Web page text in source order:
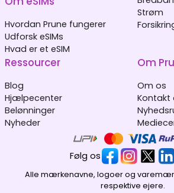
Hvordan Prune fungerer
Udforsk eSIMs
Hvad er et eSIM
Strøm
Ressourcer
Blog
Hjælpecenter
Belønninger
Nyheder
Om
Om os
Kontakt
Følg os
Alle mærkenavne, logoer og
respektive ejere.